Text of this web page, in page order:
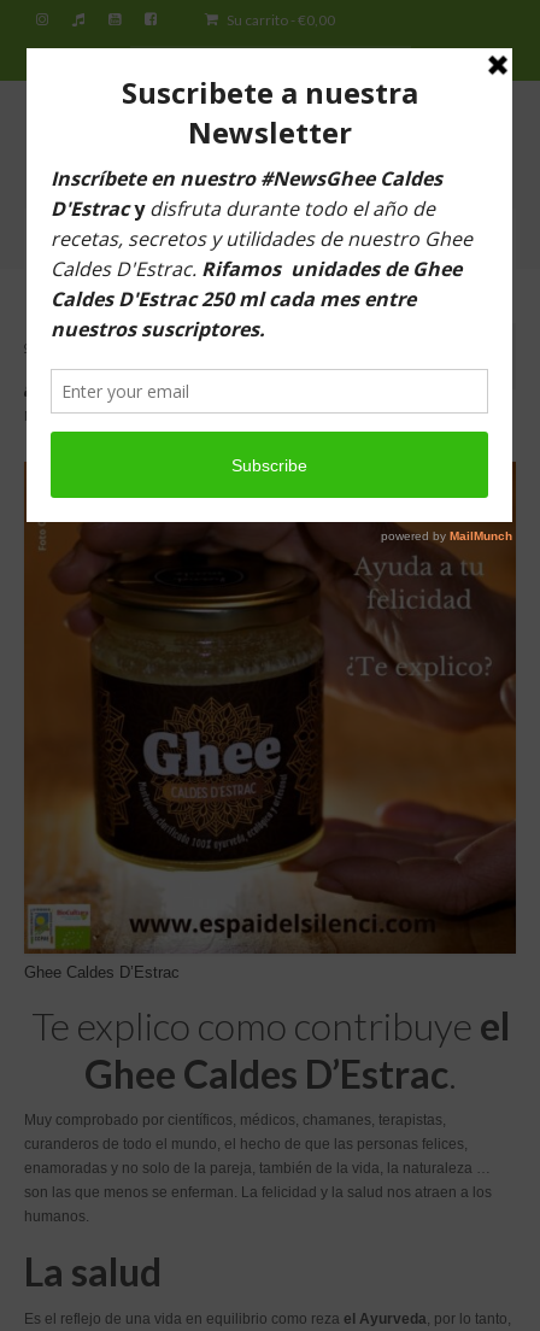
Su carrito -€0,00
por:
ESPAI DEL SILENCI
Ghee Caldes D’Estrac Barcelona
Menú
Inicio
¿Qué es el Ghee Caldes d’Estrac?
Tienda virtual
Tiendas
Contacto
MAR 2023
¿CÓMO FORTALECER LA FELICIDAD A
TRAVÉS DE LAS HORMONAS?
Espai del Silenci|
Natural
| 0
Ghee Caldes D’Estrac
Te explico como contribuye el
Ghee Caldes D’Estrac.
Muy comprobado por científicos, médicos, chamanes, terapistas,
curanderos de todo el mundo, el hecho de que las personas felices,
enamoradas y no solo de la pareja, también de la vida, la naturaleza …
son las que menos se enferman. La felicidad y la salud nos atraen a los
humanos.
La salud
Es el reflejo de una vida en equilibrio como reza el Ayurveda , por lo tanto,